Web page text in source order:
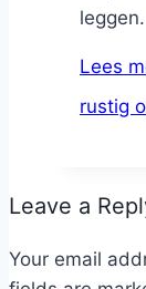
Lees
rustig
Leave a
Your email